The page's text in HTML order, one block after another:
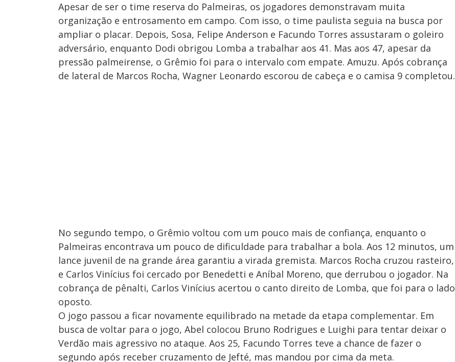
Apesar de ser o time reserva do Palmeiras, os jogadores demonstravam muita
organização e entrosamento em campo. Com isso, o time paulista seguia na busca por
ampliar o placar. Depois, Sosa, Felipe Anderson e Facundo Torres assustaram o goleiro
adversário, enquanto Dodi obrigou Lomba a trabalhar aos 41. Mas aos 47, apesar da
pressão palmeirense, o Grêmio foi para o intervalo com empate. Amuzu. Após cobrança
de lateral de Marcos Rocha, Wagner Leonardo escorou de cabeça e o camisa 9 completou.
No segundo tempo, o Grêmio voltou com um pouco mais de confiança, enquanto o
Palmeiras encontrava um pouco de dificuldade para trabalhar a bola. Aos 12 minutos, um
lance juvenil de na grande área garantiu a virada gremista. Marcos Rocha cruzou rasteiro,
e Carlos Vinícius foi cercado por Benedetti e Aníbal Moreno, que derrubou o jogador. Na
cobrança de pênalti, Carlos Vinícius acertou o canto direito de Lomba, que foi para o lado
oposto.
O jogo passou a ficar novamente equilibrado na metade da etapa complementar. Em
busca de voltar para o jogo, Abel colocou Bruno Rodrigues e Luighi para tentar deixar o
Verdão mais agressivo no ataque. Aos 25, Facundo Torres teve a chance de fazer o
segundo após receber cruzamento de Jefté, mas mandou por cima da meta.